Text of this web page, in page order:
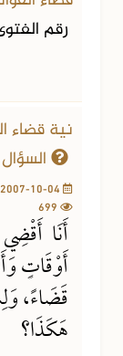
رقم
نية قضاء
أَنَا
أَوْقَاتٍ
قَضَاءً،
هَكَذَا؟